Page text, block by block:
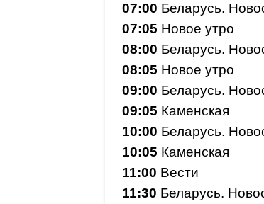
07:00 Беларусь.
07:05 Новое утро
08:00 Беларусь.
08:05 Новое утро
09:00 Беларусь.
09:05 Каменская
10:00 Беларусь.
10:05 Каменская
11:00 Вести
11:30 Беларусь.